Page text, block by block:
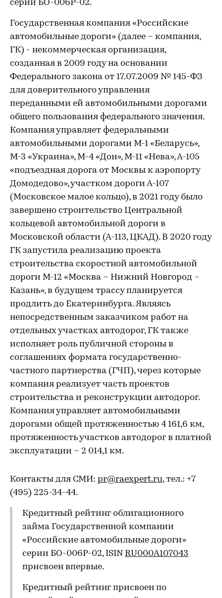
серии БО-006P-02.
Государственная компания «Российские
автомобильные дороги» (далее – компания,
ГК) - некоммерческая организация,
созданная в 2009 году на основании
Федерального закона от 17.07.2009 № 145-ФЗ
для доверительного управления
переданными ей автомобильными дорогами
общего пользования федерального значения.
Компания управляет федеральными
автомобильными дорогами М-1 «Беларусь»,
М-3 «Украина», М-4 «Дон», М-11 «Нева», А-105
«подъездная дорога от Москвы к аэропорту
Домодедово», участком дороги А-107
(Московское малое кольцо), в 2021 году было
завершено строительство Центральной
кольцевой автомобильной дороги в
Московской области (А-113, ЦКАД). В 2020 году
ГК запустила реализацию проекта
строительства скоростной автомобильной
дороги М-12 «Москва – Нижний Новгород –
Казань», в будущем трассу планируется
продлить до Екатеринбурга. Являясь
непосредственным заказчиком работ на
отдельных участках автодорог, ГК также
исполняет роль публичной стороны в
соглашениях формата государственно-
частного партнерства (ГЧП), через которые
компания реализует часть проектов
строительства и реконструкции автодорог.
Компания управляет автомобильными
дорогами общей протяженностью 4 161,6 км,
протяженность участков автодорог в платной
эксплуатации – 2 014,1 км.
Контакты для СМИ: pr@raexpert.ru, тел.: +7
(495) 225-34-44.
Кредитный рейтинг облигационного
займа Государственной компании
«Российские автомобильные дороги»
серии БО-006P-02, ISIN RU000A107043
присвоен впервые.
Кредитный рейтинг присвоен по